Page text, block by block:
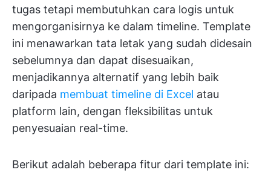
tugas tetapi membutuhkan cara logis untuk
mengorganisirnya ke dalam timeline. Template
ini menawarkan tata letak yang sudah didesain
sebelumnya dan dapat disesuaikan,
menjadikannya alternatif yang lebih baik
daripada membuat timeline di Excel atau
platform lain, dengan fleksibilitas untuk
penyesuaian real-time.
Berikut adalah beberapa fitur dari template ini: